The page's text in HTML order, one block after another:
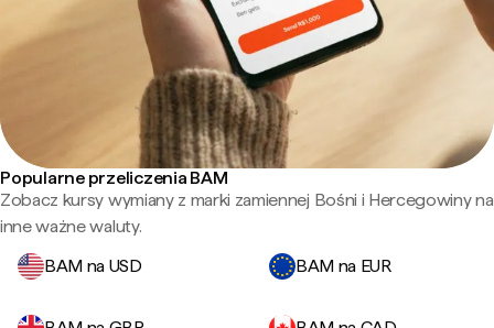
Popularne przeliczenia BAM
Zobacz kursy wymiany z marki zamiennej Bośni i Hercegowiny na
inne ważne waluty.
BAM na USD
BAM na EUR